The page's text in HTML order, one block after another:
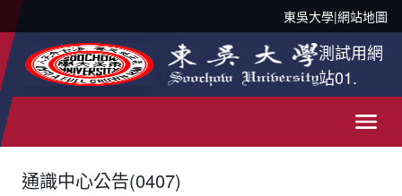
東吳大學|網站地圖
測試用網
站01.
通識中心公告(0407)